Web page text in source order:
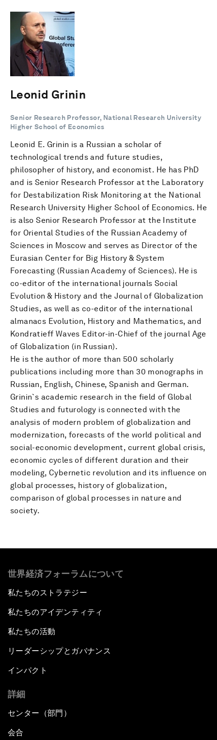
Leonid Grinin
Senior Research Professor, National Research University
Higher School of Economics
Leonid E. Grinin is a Russian a scholar of
technological trends and future studies,
philosopher of history, and economist. He has PhD
and is Senior Research Professor at the Laboratory
for Destabilization Risk Monitoring at the National
Research University Higher School of Economics. He
is also Senior Research Professor at the Institute
for Oriental Studies of the Russian Academy of
Sciences in Moscow and serves as Director of the
Eurasian Center for Big History & System
Forecasting (Russian Academy of Sciences). He is
co-editor of the international journals Social
Evolution & History and the Journal of Globalization
Studies, as well as co-editor of the international
almanacs Evolution, History and Mathematics, and
Kondratieff Waves Editor-in-Chief of the journal Age
of Globalization (in Russian).
He is the author of more than 500 scholarly
publications including more than 30 monographs in
Russian, English, Chinese, Spanish and German.
Grinin`s academic research in the field of Global
Studies and futurology is connected with the
analysis of modern problem of globalization and
modernization, forecasts of the world political and
social-economic development, current global crisis,
economic cycles of different duration and their
modeling, Cybernetic revolution and its influence on
global processes, history of globalization,
comparison of global processes in nature and
society.
世界経済フォーラムについて
私たちのストラテジー
私たちのアイデンティティ
私たちの活動
リーダーシップとガバナンス
インパクト
詳細
センター（部門）
会合